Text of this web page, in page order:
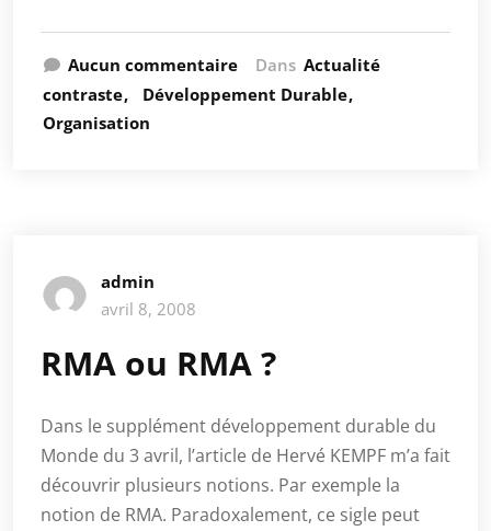
Aucun commentaire Dans Actualité
contraste
Développement Durable
Organisation
admin
avril 8, 2008
RMA ou RMA ?
Dans le supplément développement durable du
Monde du 3 avril, l’article de Hervé KEMPF m’a fait
découvrir plusieurs notions. Par exemple la
notion de RMA. Paradoxalement, ce sigle peut